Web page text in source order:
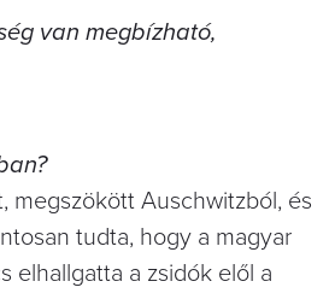
van megbízható,
megszökött Auschwitzból, és
tudta, hogy a magyar
elhallgatta a zsidók elől a